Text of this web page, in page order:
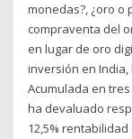
monedas?, ¿oro o
compraventa del
en lugar de oro
inversión en
Acumulada en
ha devaluado
12,5%